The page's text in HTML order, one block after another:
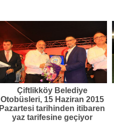
Çiftlikköy Belediye
Otobüsleri, 15 Haziran 2015
Pazartesi tarihinden itibaren
yaz tarifesine geçiyor